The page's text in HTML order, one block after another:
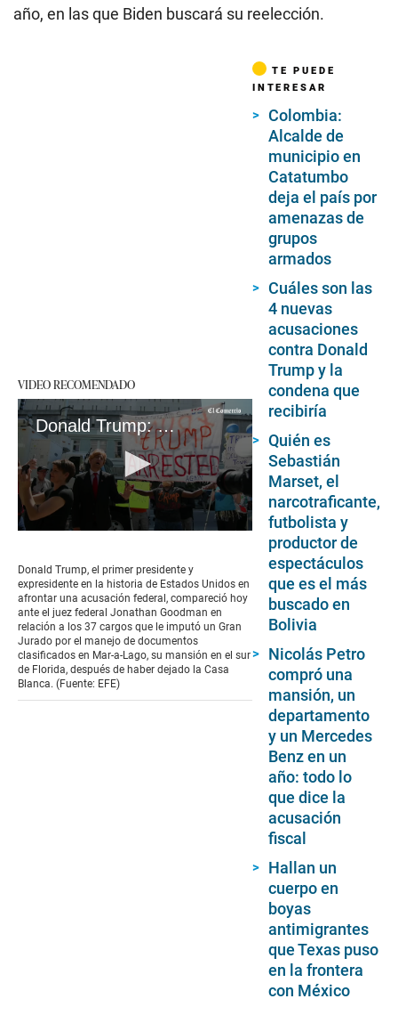
año, en las que Biden buscará su reelección.
VIDEO RECOMENDADO
Donald Trump: Seguidores y detractores protestan a las afueras del juicio
of
3
minutes,
48
seconds
Donald Trump, el primer presidente y
expresidente en la historia de Estados Unidos en
afrontar una acusación federal, compareció hoy
ante el juez federal Jonathan Goodman en
relación a los 37 cargos que le imputó un Gran
Jurado por el manejo de documentos
clasificados en Mar-a-Lago, su mansión en el sur
de Florida, después de haber dejado la Casa
Blanca. (Fuente: EFE)
TE PUEDE
INTERESAR
Colombia:
Alcalde de
municipio en
Catatumbo
deja el país por
amenazas de
grupos
armados
Cuáles son las
4 nuevas
acusaciones
contra Donald
Trump y la
condena que
recibiría
Quién es
Sebastián
Marset, el
narcotraficante,
futbolista y
productor de
espectáculos
que es el más
buscado en
Bolivia
Nicolás Petro
compró una
mansión, un
departamento
y un Mercedes
Benz en un
año: todo lo
que dice la
acusación
fiscal
Hallan un
cuerpo en
boyas
antimigrantes
que Texas puso
en la frontera
con México